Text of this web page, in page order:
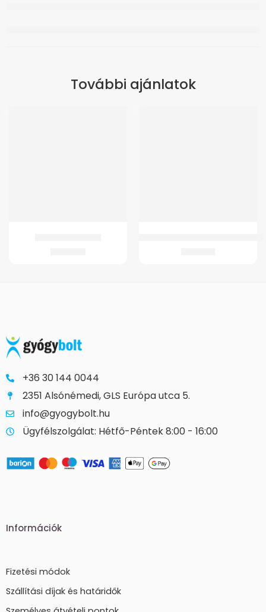
További ajánlatok
+36 30 144 0044
2351 Alsónémedi, GLS Európa utca 5.
info@gyogybolt.hu
Ügyfélszolgálat: Hétfő-Péntek 8:00 - 16:00
Információk
Fizetési módok
Szállítási díjak és határidők